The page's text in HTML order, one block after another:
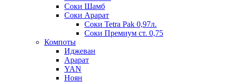
Соки Шамб
Соки Арарат
Соки Tetra Pak 0,97л.
Соки Премиум ст. 0,75
Компоты
Иджеван
Арарат
YAN
Ноян